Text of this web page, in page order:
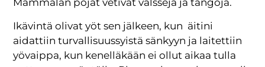
Mämmälän pojat vetivät valsseja ja tangoja.
Ikävintä olivat yöt sen jälkeen, kun äitini
aidattiin turvallisuussyistä sänkyyn ja laitettiin
yövaippa, kun kenelläkään ei ollut aikaa tulla